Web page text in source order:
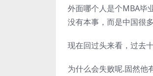
外面哪个人是个MBA毕
没有本事，而是中国很
现在回过头来看，过去
为什么会失败呢.固然他